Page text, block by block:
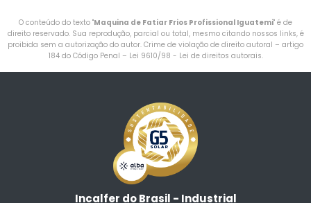
O conteúdo do texto "Maquina de Fatiar Frios Profissional Iguatemi" é de
direito reservado. Sua reprodução, parcial ou total, mesmo citando nossos links, é
proibida sem a autorização do autor. Crime de violação de direito autoral – artigo
184 do Código Penal – Lei 9610/98 - Lei de direitos autorais.
Incalfer do Brasil - Industrial